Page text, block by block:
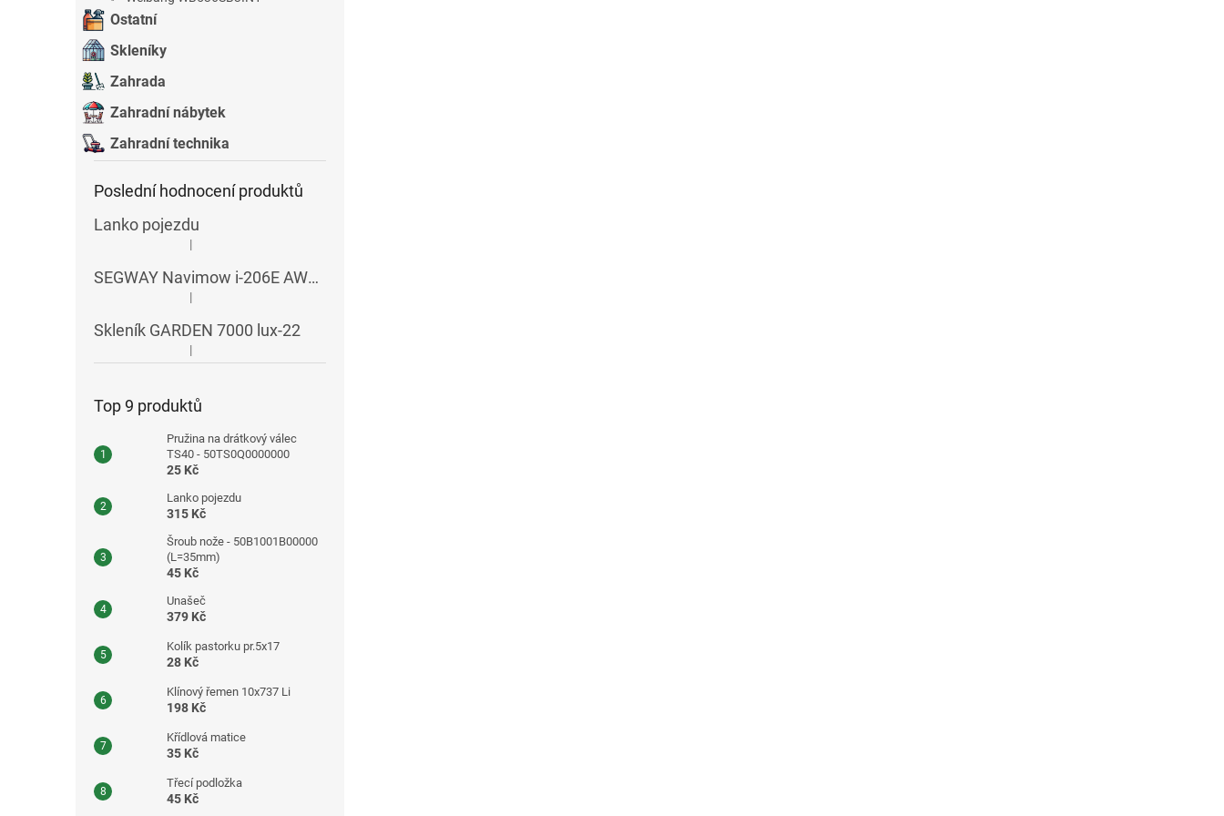
Ostatní
Skleníky
Zahrada
Zahradní nábytek
Zahradní technika
Poslední hodnocení produktů
Lanko pojezdu
Hodnocení produktu je 5 z 5 hvězdiček.
|
SEGWAY Navimow i-206E AWD RTK
Hodnocení produktu je 5 z 5 hvězdiček.
|
Skleník GARDEN 7000 lux-22
Hodnocení produktu je 5 z 5 hvězdiček.
|
Top 9 produktů
Pružina na drátkový válec
TS40 - 50TS0Q0000000
25 Kč
Lanko pojezdu
315 Kč
Šroub nože - 50B1001B00000
(L=35mm)
45 Kč
Unašeč
379 Kč
Kolík pastorku pr.5x17
28 Kč
Klínový řemen 10x737 Li
198 Kč
Křídlová matice
35 Kč
Třecí podložka
45 Kč